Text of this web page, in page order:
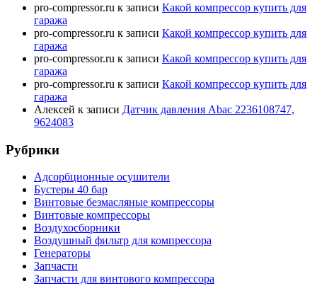
pro-compressor.ru к записи Какой компрессор купить для
гаража
pro-compressor.ru к записи Какой компрессор купить для
гаража
pro-compressor.ru к записи Какой компрессор купить для
гаража
pro-compressor.ru к записи Какой компрессор купить для
гаража
Алексей к записи Датчик давления Abac 2236108747,
9624083
Рубрики
Адсорбционные осушители
Бустеры 40 бар
Винтовые безмасляные компрессоры
Винтовые компрессоры
Воздухосборники
Воздушный фильтр для компрессора
Генераторы
Запчасти
Запчасти для винтового компрессора